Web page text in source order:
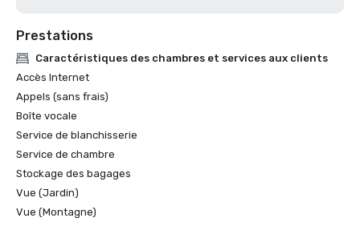
Prestations
Caractéristiques des chambres et services aux clients
Accès Internet
Appels (sans frais)
Boîte vocale
Service de blanchisserie
Service de chambre
Stockage des bagages
Vue (Jardin)
Vue (Montagne)